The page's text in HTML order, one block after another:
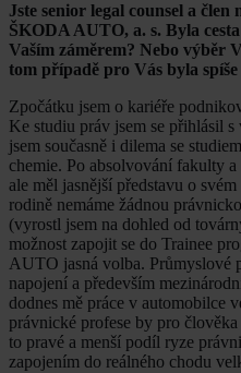
Jste senior legal counsel a člen
ŠKODA AUTO, a. s. Byla
Vaším záměrem? Nebo výběr
tom případě pro Vás byla
Zpočátku jsem o kariéře
Ke studiu práv jsem se přihlásil s
jsem současně i dilema se
chemie. Po absolvování fakulty
ale měl jasnější představu o
rodině nemáme žádnou
(vyrostl jsem na dohled od
možnost zapojit se do Trainee
AUTO jasná volba. Průmyslové
napojení a především
dodnes mě práce v automobilce
právnické profese by pro
to pravé a menší podíl ryze
zapojením do reálného chodu